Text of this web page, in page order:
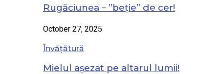
Rugăciunea – ”beție” de cer!
October 27, 2025
Învățătură
Mielul așezat pe altarul lumii!